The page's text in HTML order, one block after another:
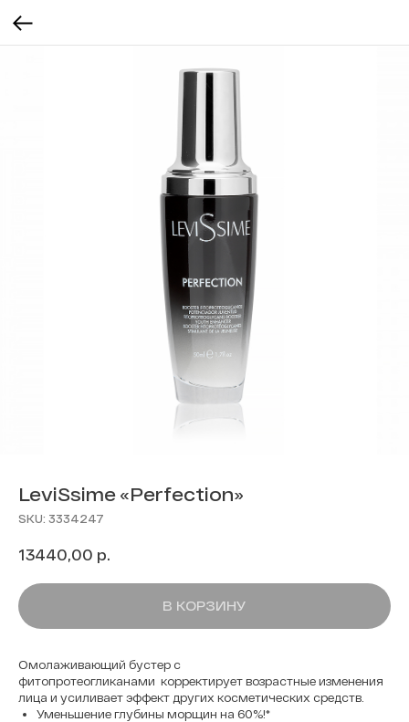
LeviSsime «Perfection»
SKU: 3334247
13440,00 р.
В КОРЗИНУ
Омолаживающий бустер с
фитопротеогликанами корректирует возрастные изменения
лица и усиливает эффект других косметических средств.
Уменьшение глубины морщин на 60%!*